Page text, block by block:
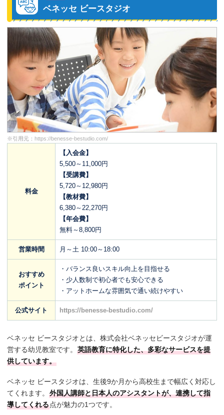
ベネッセ ビースタジオ
※引用元： https://benesse-bestudio.com/
料金
【入会金】
5,500～11,000円
【受講費】
5,720～12,980円
【教材費】
6,380～22,270円
【年会費】
無料～8,800円
営業時間 月～土 10:00～18:00
おすすめ
ポイント
・バランス良いスキル向上を目指せる
・少人数制で初心者でも安心できる
・アットホームな雰囲気で通い続けやすい
公式サイト https://benesse-bestudio.com/
ベネッセ ビースタジオとは、株式会社ベネッセビースタジオが運
営する幼児教室です。 英語教育に特化した、多彩なサービスを提
供しています。
ベネッセ ビースタジオは、生後9か月から高校生まで幅広く対応し
てくれます。 外国人講師と日本人のアシスタントが、連携して指
導してくれる点が魅力の1つです。